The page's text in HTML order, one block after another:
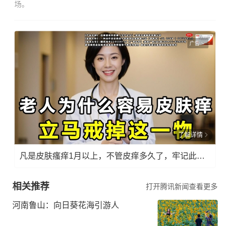
场。
广告
了解详情
凡是皮肤瘙痒1月以上，不管皮痒多久了，牢记此法，快！准！狠！
相关推荐 打开腾讯新闻查看更多
河南鲁山：向日葵花海引游人